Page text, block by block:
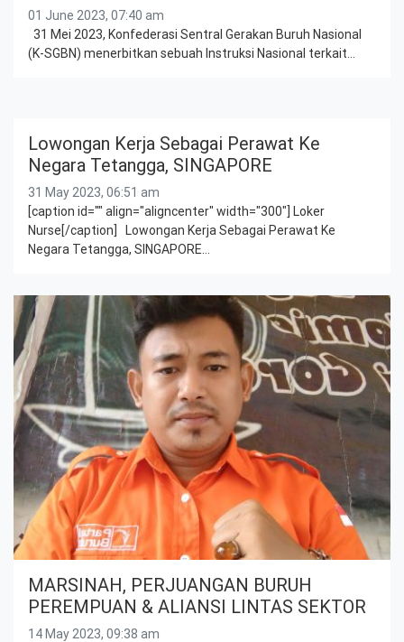
01 June 2023, 07:40 am
31 Mei 2023, Konfederasi Sentral Gerakan Buruh Nasional
(K-SGBN) menerbitkan sebuah Instruksi Nasional terkait…
Lowongan Kerja Sebagai Perawat Ke
Negara Tetangga, SINGAPORE
31 May 2023, 06:51 am
[caption id="" align="aligncenter" width="300"] Loker
Nurse[/caption] Lowongan Kerja Sebagai Perawat Ke
Negara Tetangga, SINGAPORE…
MARSINAH, PERJUANGAN BURUH
PEREMPUAN & ALIANSI LINTAS SEKTOR
14 May 2023, 09:38 am